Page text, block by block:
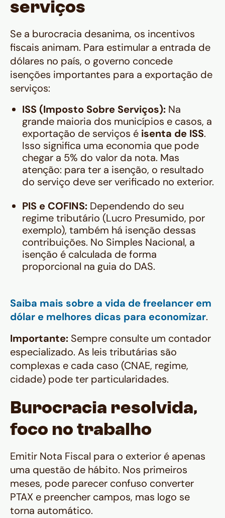
serviços
Se a burocracia desanima, os incentivos
fiscais animam. Para estimular a entrada de
dólares no país, o governo concede
isenções importantes para a exportação de
serviços:
ISS (Imposto Sobre Serviços): Na
grande maioria dos municípios e casos, a
exportação de serviços é isenta de ISS.
Isso significa uma economia que pode
chegar a 5% do valor da nota. Mas
atenção: para ter a isenção, o resultado
do serviço deve ser verificado no exterior.
PIS e COFINS: Dependendo do seu
regime tributário (Lucro Presumido, por
exemplo), também há isenção dessas
contribuições. No Simples Nacional, a
isenção é calculada de forma
proporcional na guia do DAS.
Saiba mais sobre a vida de freelancer em
dólar e melhores dicas para economizar.
Importante: Sempre consulte um contador
especializado. As leis tributárias são
complexas e cada caso (CNAE, regime,
cidade) pode ter particularidades.
Burocracia resolvida,
foco no trabalho
Emitir Nota Fiscal para o exterior é apenas
uma questão de hábito. Nos primeiros
meses, pode parecer confuso converter
PTAX e preencher campos, mas logo se
torna automático.